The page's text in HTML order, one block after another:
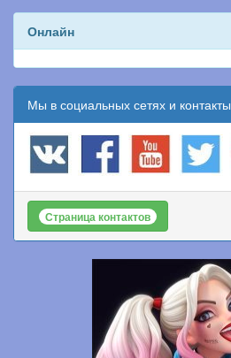
Онлайн
Мы в социальных сетях и контакты
Страница контактов